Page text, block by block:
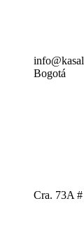
Bogotá
Cra. 73A